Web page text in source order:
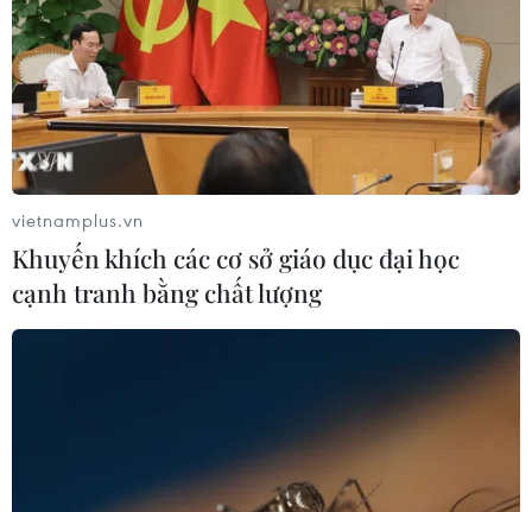
vietnamplus.vn
Khuyến khích các cơ sở giáo dục đại học
cạnh tranh bằng chất lượng